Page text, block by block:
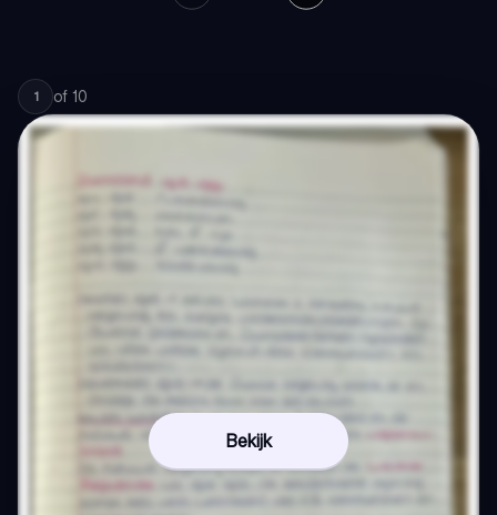
1 of 10
Bekijk